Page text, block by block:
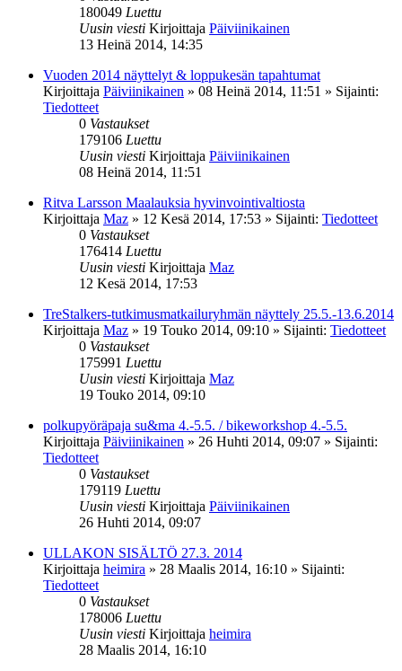
180049 Luettu
Uusin viesti Kirjoittaja Päiviinikainen
13 Heinä 2014, 14:35
Vuoden 2014 näyttelyt & loppukesän tapahtumat
Kirjoittaja Päiviinikainen » 08 Heinä 2014, 11:51 » Sijainti:
Tiedotteet
0 Vastaukset
179106 Luettu
Uusin viesti Kirjoittaja Päiviinikainen
08 Heinä 2014, 11:51
Ritva Larsson Maalauksia hyvinvointivaltiosta
Kirjoittaja Maz » 12 Kesä 2014, 17:53 » Sijainti: Tiedotteet
0 Vastaukset
176414 Luettu
Uusin viesti Kirjoittaja Maz
12 Kesä 2014, 17:53
TreStalkers-tutkimusmatkailuryhmän näyttely 25.5.-13.6.2014
Kirjoittaja Maz » 19 Touko 2014, 09:10 » Sijainti: Tiedotteet
0 Vastaukset
175991 Luettu
Uusin viesti Kirjoittaja Maz
19 Touko 2014, 09:10
polkupyöräpaja su&ma 4.-5.5. / bikeworkshop 4.-5.5.
Kirjoittaja Päiviinikainen » 26 Huhti 2014, 09:07 » Sijainti:
Tiedotteet
0 Vastaukset
179119 Luettu
Uusin viesti Kirjoittaja Päiviinikainen
26 Huhti 2014, 09:07
ULLAKON SISÄLTÖ 27.3. 2014
Kirjoittaja heimira » 28 Maalis 2014, 16:10 » Sijainti:
Tiedotteet
0 Vastaukset
178006 Luettu
Uusin viesti Kirjoittaja heimira
28 Maalis 2014, 16:10